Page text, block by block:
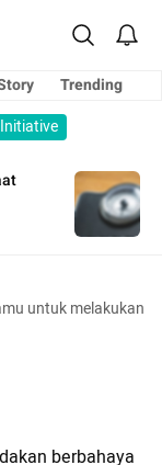
Trending
untuk melakukan
berbahaya